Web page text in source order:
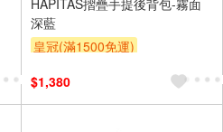
HAPITAS摺疊手提後背包-霧面
深藍
皇冠(滿1500免運)
$1,380